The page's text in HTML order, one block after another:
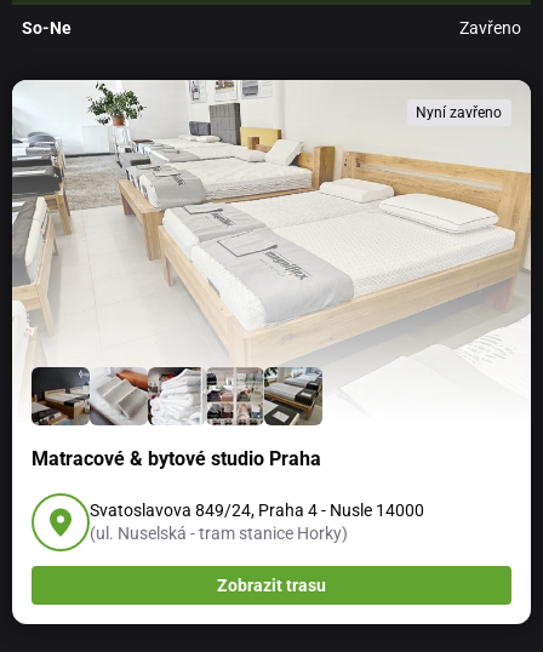
So-Ne Zavřeno
Nyní zavřeno
Matracové & bytové studio Praha
Svatoslavova 849/24, Praha 4 - Nusle 14000
(ul. Nuselská - tram stanice Horky)
Zobrazit trasu